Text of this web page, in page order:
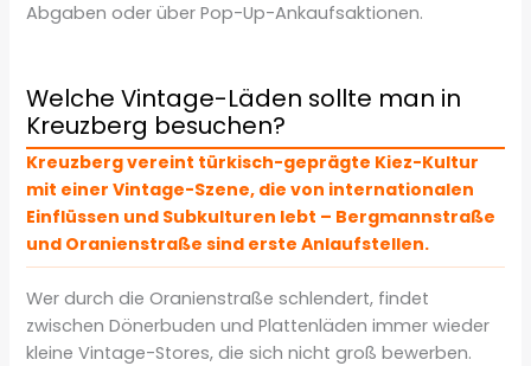
Abgaben oder über Pop-Up-Ankaufsaktionen.
Welche Vintage-Läden sollte man in
Kreuzberg besuchen?
Kreuzberg vereint türkisch-geprägte Kiez-Kultur
mit einer Vintage-Szene, die von internationalen
Einflüssen und Subkulturen lebt – Bergmannstraße
und Oranienstraße sind erste Anlaufstellen.
Wer durch die Oranienstraße schlendert, findet
zwischen Dönerbuden und Plattenläden immer wieder
kleine Vintage-Stores, die sich nicht groß bewerben.